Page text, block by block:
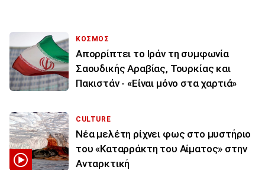
ΚΟΣΜΟΣ
Απορρίπτει το Ιράν τη συμφωνία
Σαουδικής Αραβίας, Τουρκίας και
Πακιστάν - «Είναι μόνο στα χαρτιά»
CULTURE
Νέα μελέτη ρίχνει φως στο μυστήριο
του «Καταρράκτη του Αίματος» στην
Ανταρκτική